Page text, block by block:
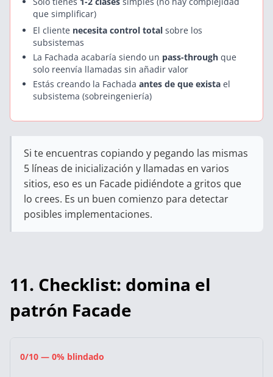
que simplificar)
El cliente necesita control total sobre los
subsistemas
La Fachada acabaría siendo un pass-through que
solo reenvía llamadas sin añadir valor
Estás creando la Fachada antes de que exista el
subsistema (sobreingeniería)
Si te encuentras copiando y pegando las mismas
5 líneas de inicialización y llamadas en varios
sitios, eso es un Facade pidiéndote a gritos que
lo crees. Es un buen comienzo para detectar
posibles implementaciones.
11. Checklist: domina el
patrón Facade
0/10 — 0% blindado